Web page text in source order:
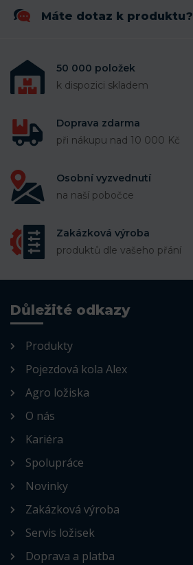
Máte dotaz k produktu?
50 000 položek
k dispozici skladem
Doprava zdarma
při nákupu nad 10 000 Kč
Osobní vyzvednutí
na naší pobočce
Zakázková výroba
produktů dle vašeho přání
Důležité odkazy
Produkty
Pojezdová kola Alex
Agro ložiska
O nás
Kariéra
Spolupráce
Novinky
Zakázková výroba
Servis ložisek
Doprava a platba